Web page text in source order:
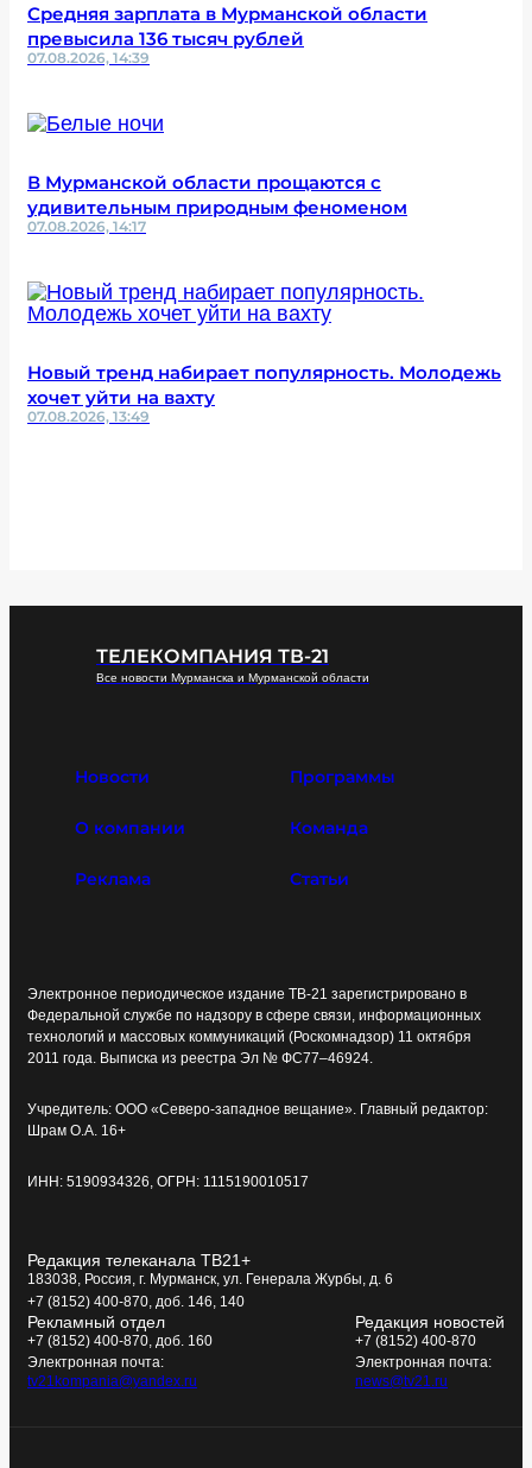
Средняя зарплата в Мурманской области
превысила 136 тысяч рублей
07.08.2026, 14:39
В Мурманской области прощаются с
удивительным природным феноменом
07.08.2026, 14:17
Новый тренд набирает популярность. Молодежь
хочет уйти на вахту
07.08.2026, 13:49
ТЕЛЕКОМПАНИЯ ТВ-21
Все новости Мурманска и Мурманской области
Новости Программы
О компании Команда
Реклама Статьи
Электронное периодическое издание ТВ-21 зарегистрировано в
Федеральной службе по надзору в сфере связи, информационных
технологий и массовых коммуникаций (Роскомнадзор) 11 октября
2011 года. Выписка из реестра Эл № ФС77–46924.
Учредитель: ООО «Северо-западное вещание». Главный редактор:
Шрам О.А. 16+
ИНН: 5190934326, ОГРН: 1115190010517
Редакция телеканала ТВ21+
183038, Россия, г. Мурманск, ул. Генерала Журбы, д. 6
+7 (8152) 400-870, доб. 146, 140
Рекламный отдел
+7 (8152) 400-870, доб. 160
Электронная почта:
tv21kompania@yandex.ru
Редакция новостей
+7 (8152) 400-870
Электронная почта:
news@tv21.ru